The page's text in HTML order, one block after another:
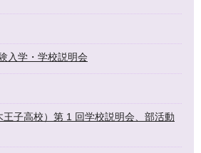
入学・学校説明会
王子高校）第 1 回学校説明会、部活動